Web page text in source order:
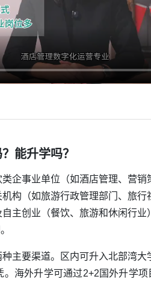
能升学吗？
企事业单位（如酒店管理、营
构（如旅游行政管理部门、旅行
主创业（餐饮、旅游和休闲行
主要渠道。区内可升入北部湾
海外升学可通过2+2国外升学